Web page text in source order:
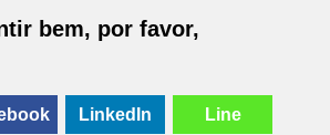
bem, por favor,
LinkedIn Line